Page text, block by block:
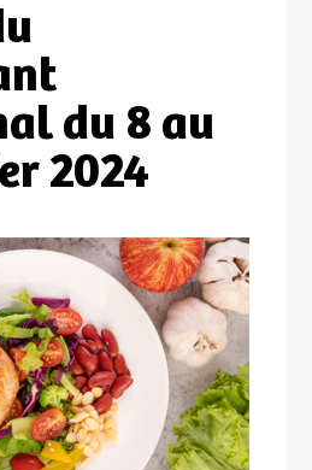
du 8 au
2024